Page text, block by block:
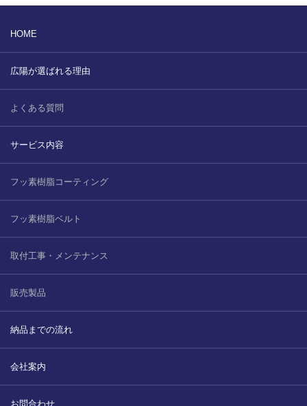
HOME
広陽が選ばれる理由
よくある質問
サービス内容
フッ素樹脂コーティング
フッ素樹脂ベルト
取付工事・メンテナンス
販売製品
納品までの流れ
会社案内
お問合わせ